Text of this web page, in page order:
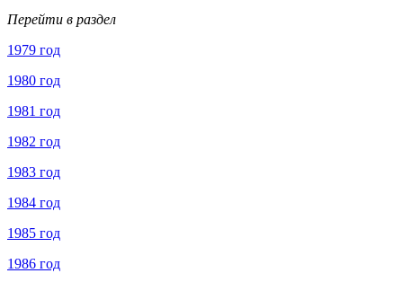
Перейти в раздел
1979 год
1980 год
1981 год
1982 год
1983 год
1984 год
1985 год
1986 год